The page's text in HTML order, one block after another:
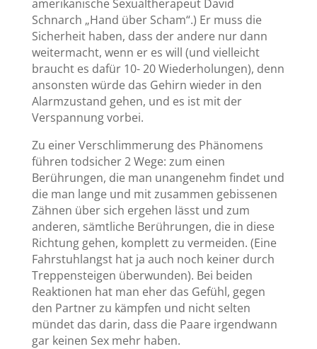
amerikanische Sexualtherapeut David
Schnarch „Hand über Scham“.) Er muss die
Sicherheit haben, dass der andere nur dann
weitermacht, wenn er es will (und vielleicht
braucht es dafür 10- 20 Wiederholungen), denn
ansonsten würde das Gehirn wieder in den
Alarmzustand gehen, und es ist mit der
Verspannung vorbei.
Zu einer Verschlimmerung des Phänomens
führen todsicher 2 Wege: zum einen
Berührungen, die man unangenehm findet und
die man lange und mit zusammen gebissenen
Zähnen über sich ergehen lässt und zum
anderen, sämtliche Berührungen, die in diese
Richtung gehen, komplett zu vermeiden. (Eine
Fahrstuhlangst hat ja auch noch keiner durch
Treppensteigen überwunden). Bei beiden
Reaktionen hat man eher das Gefühl, gegen
den Partner zu kämpfen und nicht selten
mündet das darin, dass die Paare irgendwann
gar keinen Sex mehr haben.